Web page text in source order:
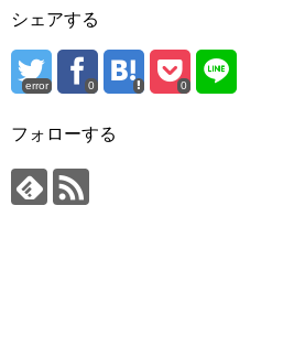
シェアする
error 0 0
フォローする